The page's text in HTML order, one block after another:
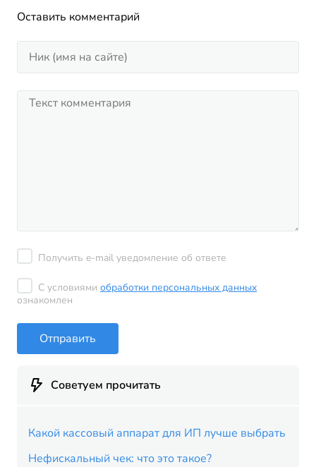
Оставить комментарий
Получить e-mail уведомление об ответе
С условиями обработки персональных данных
ознакомлен
Отправить
Советуем прочитать
Какой кассовый аппарат для ИП лучше выбрать
Нефискальный чек: что это такое?